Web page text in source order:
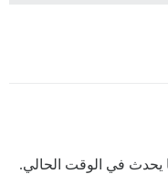
يحدث في الوقت الحالي.